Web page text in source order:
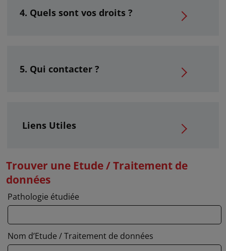
Quels sont vos droits ?
Qui contacter ?
Liens Utiles
Trouver une Etude / Traitement de
données
Pathologie étudiée
Nom d’Etude / Traitement de données